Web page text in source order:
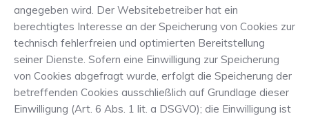
angegeben wird. Der Websitebetreiber hat ein
berechtigtes Interesse an der Speicherung von Cookies zur
technisch fehlerfreien und optimierten Bereitstellung
seiner Dienste. Sofern eine Einwilligung zur Speicherung
von Cookies abgefragt wurde, erfolgt die Speicherung der
betreffenden Cookies ausschließlich auf Grundlage dieser
Einwilligung (Art. 6 Abs. 1 lit. a DSGVO); die Einwilligung ist